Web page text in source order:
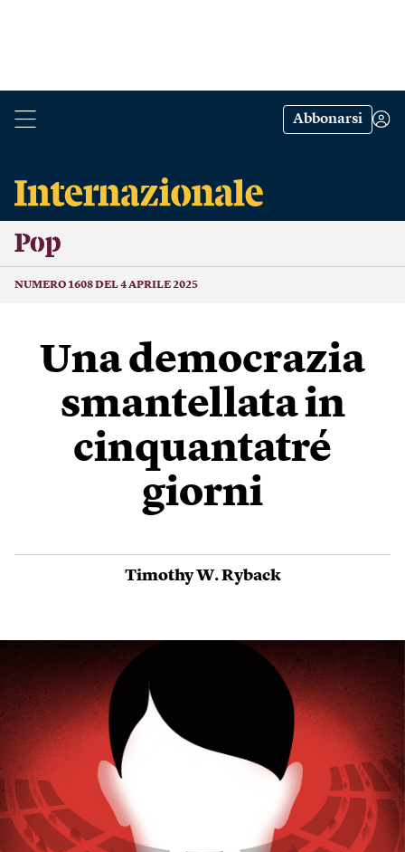
Abbonarsi
Pop
NUMERO 1608 DEL 4 APRILE 2025
Una democrazia
smantellata in
cinquantatré
giorni
Timothy W. Ryback